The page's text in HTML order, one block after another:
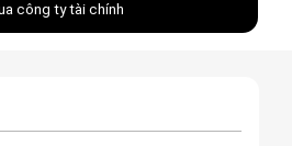
công ty tài chính